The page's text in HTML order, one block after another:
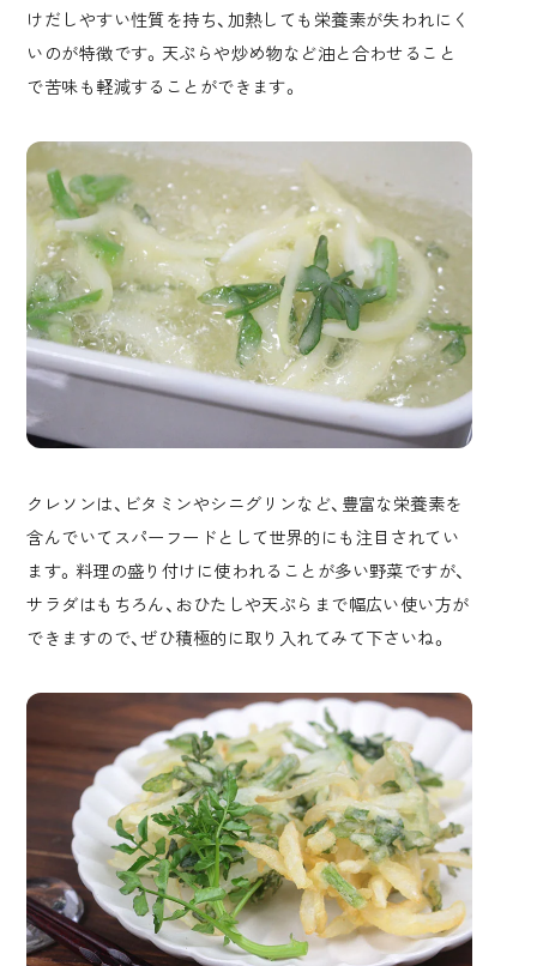
けだしやすい性質を持ち、加熱しても栄養素が失われにく
いのが特徴です。天ぷらや炒め物など油と合わせること
で苦味も軽減することができます。
クレソンは、ビタミンやシニグリンなど、豊富な栄養素を
含んでいてスパーフードとして世界的にも注目されてい
ます。料理の盛り付けに使われることが多い野菜ですが、
サラダはもちろん、おひたしや天ぷらまで幅広い使い方が
できますので、ぜひ積極的に取り入れてみて下さいね。